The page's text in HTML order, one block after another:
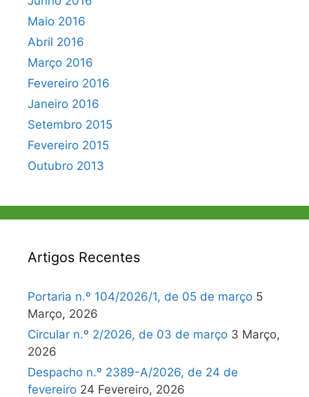
Maio 2016
Abril 2016
Março 2016
Fevereiro 2016
Janeiro 2016
Setembro 2015
Fevereiro 2015
Outubro 2013
Artigos Recentes
Portaria n.º 104/2026/1, de 05 de março 5
Março, 2026
Circular n.º 2/2026, de 03 de março 3 Março,
2026
Despacho n.º 2389-A/2026, de 24 de
fevereiro 24 Fevereiro, 2026